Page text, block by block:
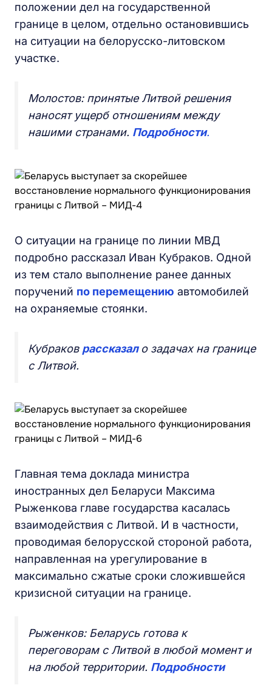
положении дел на государственной
границе в целом, отдельно остановившись
на ситуации на белорусско-литовском
участке.
Молостов: принятые Литвой решения
наносят ущерб отношениям между
нашими странами. Подробности.
О ситуации на границе по линии МВД
подробно рассказал Иван Кубраков. Одной
из тем стало выполнение ранее данных
поручений по перемещению автомобилей
на охраняемые стоянки.
Кубраков рассказал о задачах на границе
с Литвой.
Главная тема доклада министра
иностранных дел Беларуси Максима
Рыженкова главе государства касалась
взаимодействия с Литвой. И в частности,
проводимая белорусской стороной работа,
направленная на урегулирование в
максимально сжатые сроки сложившейся
кризисной ситуации на границе.
Рыженков: Беларусь готова к
переговорам с Литвой в любой момент и
на любой территории. Подробности